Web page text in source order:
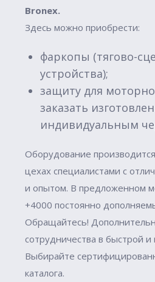
Вronex.
Здесь можно приобрести:
фаркопы (тягово-
устройства);
защиту для
заказать
индивидуальным
Оборудование
цехах специалистами с
и опытом. В предложенном
+4000 постоянно
Обращайтесь!
сотрудничества в быстрой
Выбирайте
каталога.